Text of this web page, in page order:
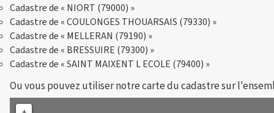
Cadastre de « NIORT (79000) »
Cadastre de « COULONGES THOUARSAIS (79330) »
Cadastre de « MELLERAN (79190) »
Cadastre de « BRESSUIRE (79300) »
Cadastre de « SAINT MAIXENT L ECOLE (79400) »
Ou vous pouvez utiliser notre carte du cadastre sur